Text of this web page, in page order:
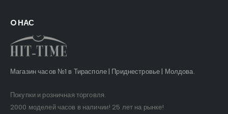
O НАС
Магазин часов №1 в Тирасполе | Приднестровье | Молдова.
Покупки и розничная торговля.
2000 моделей часов в наличии! 25 лет на рынке!